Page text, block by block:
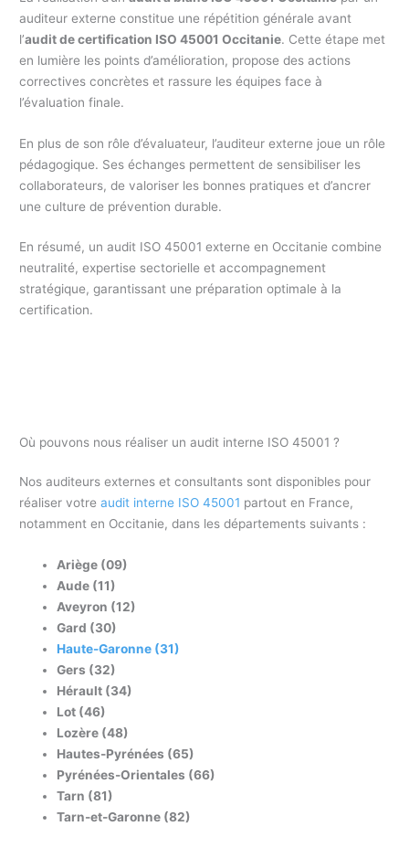
auditeur externe constitue une répétition générale avant
l’audit de certification ISO 45001 Occitanie. Cette étape met
en lumière les points d’amélioration, propose des actions
correctives concrètes et rassure les équipes face à
l’évaluation finale.
En plus de son rôle d’évaluateur, l’auditeur externe joue un rôle
pédagogique. Ses échanges permettent de sensibiliser les
collaborateurs, de valoriser les bonnes pratiques et d’ancrer
une culture de prévention durable.
En résumé, un audit ISO 45001 externe en Occitanie combine
neutralité, expertise sectorielle et accompagnement
stratégique, garantissant une préparation optimale à la
certification.
Où pouvons nous réaliser un audit interne ISO 45001 ?
Nos auditeurs externes et consultants sont disponibles pour
réaliser votreaudit interne ISO 45001 partout en France,
notamment en Occitanie, dans les départements suivants :
Ariège (09)
Aude (11)
Aveyron (12)
Gard (30)
Haute-Garonne (31)
Gers (32)
Hérault (34)
Lot (46)
Lozère (48)
Hautes-Pyrénées (65)
Pyrénées-Orientales (66)
Tarn (81)
Tarn-et-Garonne (82)